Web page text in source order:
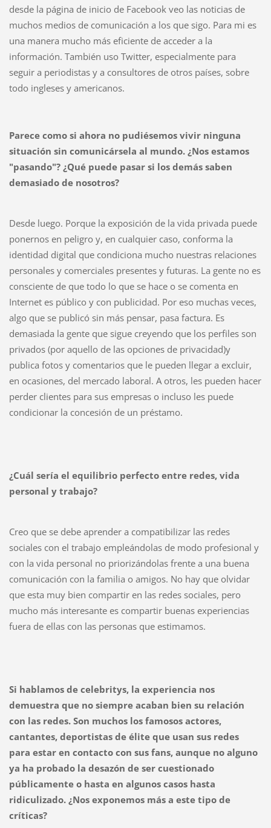
desde la página de inicio de Facebook veo las noticias de
muchos medios de comunicación a los que sigo. Para mi es
una manera mucho más eficiente de acceder a la
información. También uso Twitter, especialmente para
seguir a periodistas y a consultores de otros países, sobre
todo ingleses y americanos.
Parece como si ahora no pudiésemos vivir ninguna
situación sin comunicársela al mundo. ¿Nos estamos
"pasando"? ¿Qué puede pasar si los demás saben
demasiado de nosotros?
Desde luego. Porque la exposición de la vida privada puede
ponernos en peligro y, en cualquier caso, conforma la
identidad digital que condiciona mucho nuestras relaciones
personales y comerciales presentes y futuras. La gente no es
consciente de que todo lo que se hace o se comenta en
Internet es público y con publicidad. Por eso muchas veces,
algo que se publicó sin más pensar, pasa factura. Es
demasiada la gente que sigue creyendo que los perfiles son
privados (por aquello de las opciones de privacidad)y
publica fotos y comentarios que le pueden llegar a excluir,
en ocasiones, del mercado laboral. A otros, les pueden hacer
perder clientes para sus empresas o incluso les puede
condicionar la concesión de un préstamo.
¿Cuál sería el equilibrio perfecto entre redes, vida
personal y trabajo?
Creo que se debe aprender a compatibilizar las redes
sociales con el trabajo empleándolas de modo profesional y
con la vida personal no priorizándolas frente a una buena
comunicación con la familia o amigos. No hay que olvidar
que esta muy bien compartir en las redes sociales, pero
mucho más interesante es compartir buenas experiencias
fuera de ellas con las personas que estimamos.
Si hablamos de celebritys, la experiencia nos
demuestra que no siempre acaban bien su relación
con las redes. Son muchos los famosos actores,
cantantes, deportistas de élite que usan sus redes
para estar en contacto con sus fans, aunque no alguno
ya ha probado la desazón de ser cuestionado
públicamente o hasta en algunos casos hasta
ridiculizado. ¿Nos exponemos más a este tipo de
críticas?